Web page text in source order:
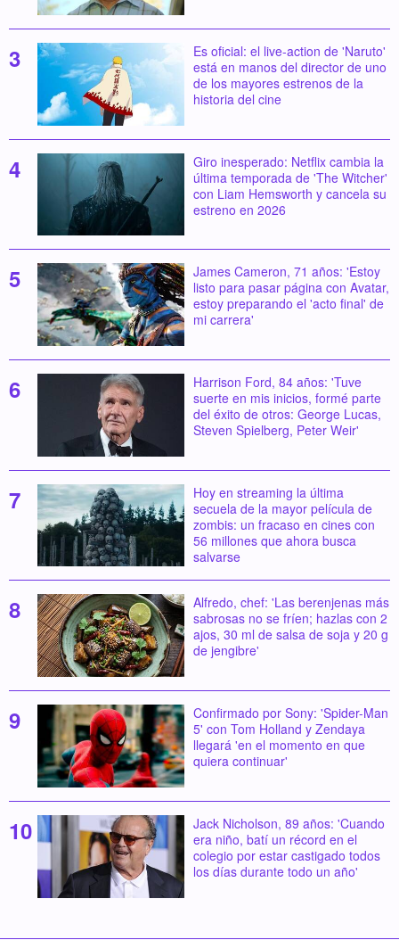
Es oficial: el live-action de 'Naruto'
está en manos del director de uno
de los mayores estrenos de la
historia del cine
Giro inesperado: Netflix cambia la
última temporada de 'The Witcher'
con Liam Hemsworth y cancela su
estreno en 2026
James Cameron, 71 años: 'Estoy
listo para pasar página con Avatar,
estoy preparando el 'acto final' de
mi carrera'
Harrison Ford, 84 años: 'Tuve
suerte en mis inicios, formé parte
del éxito de otros: George Lucas,
Steven Spielberg, Peter Weir'
Hoy en streaming la última
secuela de la mayor película de
zombis: un fracaso en cines con
56 millones que ahora busca
salvarse
Alfredo, chef: 'Las berenjenas más
sabrosas no se fríen; hazlas con 2
ajos, 30 ml de salsa de soja y 20 g
de jengibre'
Confirmado por Sony: 'Spider-Man
5' con Tom Holland y Zendaya
llegará 'en el momento en que
quiera continuar'
Jack Nicholson, 89 años: 'Cuando
era niño, batí un récord en el
colegio por estar castigado todos
los días durante todo un año'